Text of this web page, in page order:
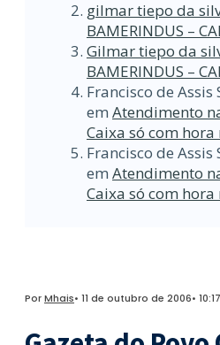
gilmar tiepo da
BAMERINDUS –
Gilmar tiepo da
BAMERINDUS –
Francisco de Assis
em Atendimento
Caixa só com
Francisco de Assis
em Atendimento
Caixa só com
PorMhais• 11 de outubro de 2006• 10:17